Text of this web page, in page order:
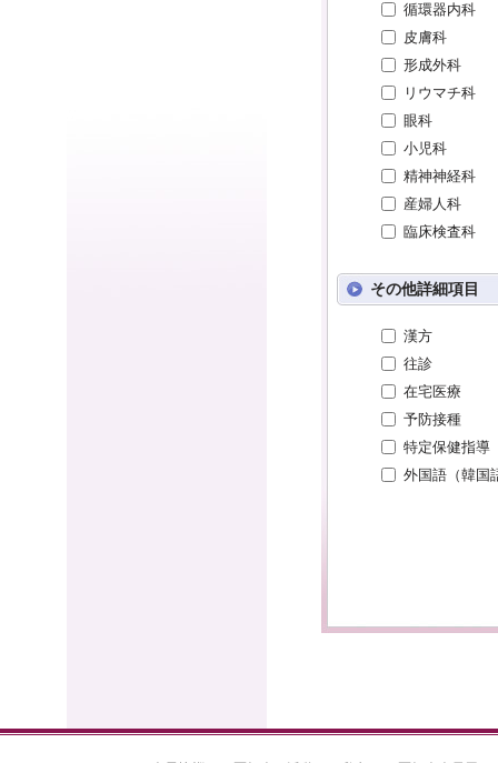
循環器内科
皮膚科
形成外科
リウマチ科
眼科
小児科
精神神経科
産婦人科
臨床検査科
その他詳細項目
漢方
往診
在宅医療
予防接種
特定保健指導
外国語（韓国